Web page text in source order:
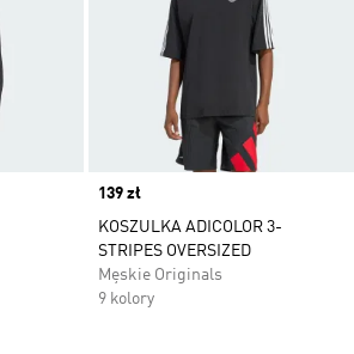
Price
139 zł
KOSZULKA ADICOLOR 3-
STRIPES OVERSIZED
Męskie Originals
9 kolory